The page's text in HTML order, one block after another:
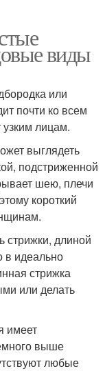
виды
или
почти ко всем
лицам.
выглядеть
подстриженной
шею, плечи
короткий
стрижки, длиной
в идеально
стрижка
или делать
имеет
выше
любые